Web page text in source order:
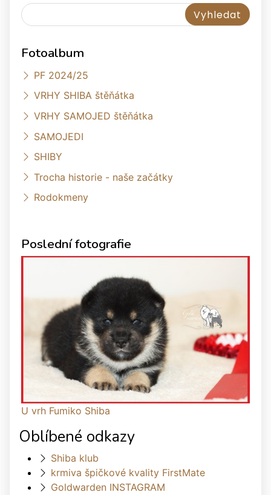
Fotoalbum
PF 2024/25
VRHY SHIBA štěňátka
VRHY SAMOJED štěňátka
SAMOJEDI
SHIBY
Trocha historie - naše začátky
Rodokmeny
Poslední fotografie
U vrh Fumiko Shiba
Oblíbené odkazy
Shiba klub
krmiva špičkové kvality FirstMate
Goldwarden INSTAGRAM